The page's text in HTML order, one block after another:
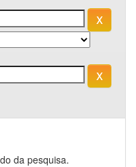
da pesquisa.